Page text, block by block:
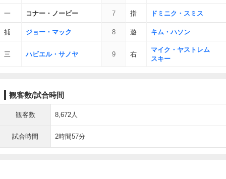
一 コナー・ノービー 7 指 ドミニク・スミス
捕 ジョー・マック 8 遊 キム・ハソン
三 ハビエル・サノヤ 9 右
マイク・ヤストレム
スキー
観客数/試合時間
観客数 8,672人
試合時間 2時間57分